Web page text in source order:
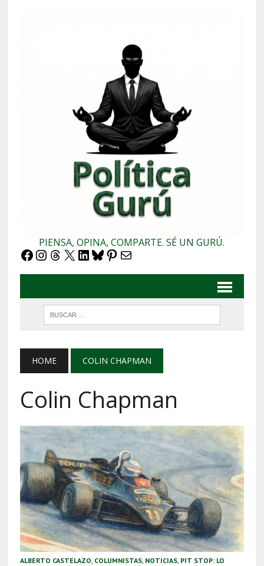
PIENSA, OPINA, COMPARTE. SÉ UN GURÚ.
Facebook
Instagram
Threads
X LinkedIn
Bluesky
Pinterest
Correo electrónico
HOME COLIN CHAPMAN
Colin Chapman
ALBERTO CASTELAZO COLUMNISTAS, NOTICIAS, PIT STOP: LO